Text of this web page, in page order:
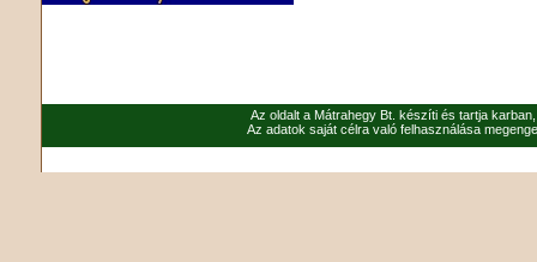
Az oldalt a Mátrahegy Bt. készíti és tartja
Az adatok saját célra való felhasználása